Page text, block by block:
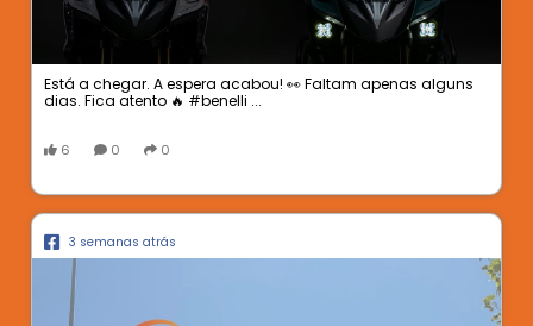
Está a chegar. A espera acabou! 👀 Faltam apenas alguns
dias. Fica atento 🔥 #benelli ...
6 0 0
3 semanas atrás